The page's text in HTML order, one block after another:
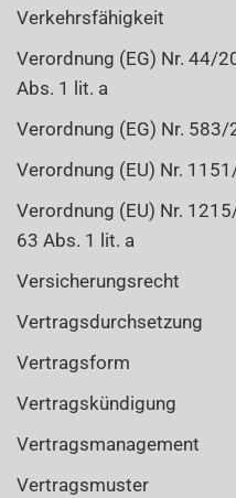
Verkehrsfähigkeit
Verordnung (EG) Nr. 44/
Abs. 1 lit. a
Verordnung (EG) Nr. 583/
Verordnung (EU) Nr.
Verordnung (EU) Nr.
63 Abs. 1 lit. a
Versicherungsrecht
Vertragsdurchsetzung
Vertragsform
Vertragskündigung
Vertragsmanagement
Vertragsmuster